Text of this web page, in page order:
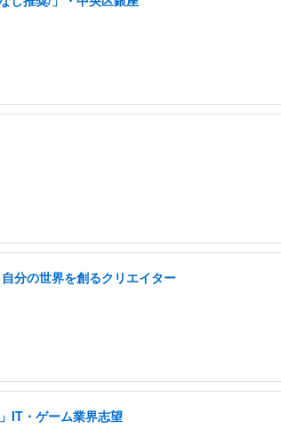
分の世界を創るクリエイター
IT・ゲーム業界志望